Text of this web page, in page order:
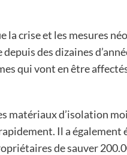
la crise et les
des dizaines
qui vont en être
matériaux d’isolation
Il a également
de sauver